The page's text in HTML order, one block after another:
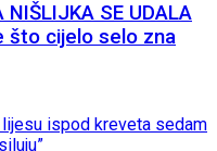
NIŠLIJKA SE UDALA
što cijelo selo zna